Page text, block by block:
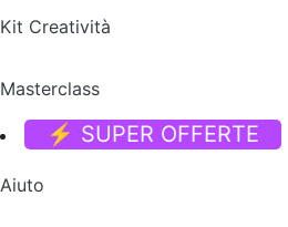
Kit Creatività
Masterclass
⚡ SUPER OFFERTE
Aiuto